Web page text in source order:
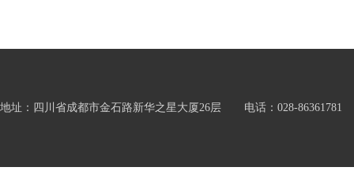
地址：四川省成都市金石路新华之星大厦26层 电话：028-86361781